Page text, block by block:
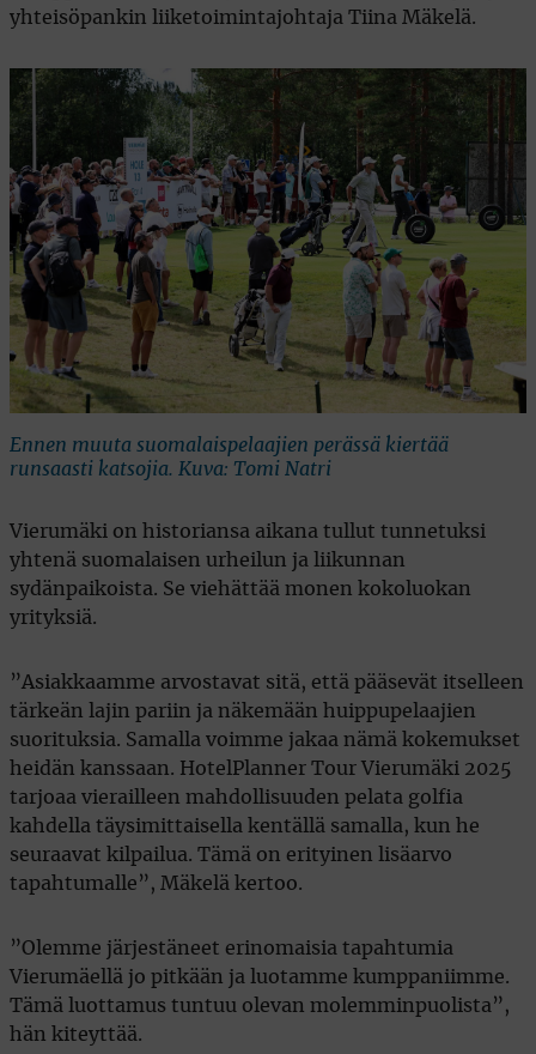
yhteisöpankin liiketoimintajohtaja Tiina Mäkelä.
Ennen muuta suomalaispelaajien perässä kiertää
runsaasti katsojia. Kuva: Tomi Natri
Vierumäki on historiansa aikana tullut tunnetuksi
yhtenä suomalaisen urheilun ja liikunnan
sydänpaikoista. Se viehättää monen kokoluokan
yrityksiä.
”Asiakkaamme arvostavat sitä, että pääsevät itselleen
tärkeän lajin pariin ja näkemään huippupelaajien
suorituksia. Samalla voimme jakaa nämä kokemukset
heidän kanssaan. HotelPlanner Tour Vierumäki 2025
tarjoaa vierailleen mahdollisuuden pelata golfia
kahdella täysimittaisella kentällä samalla, kun he
seuraavat kilpailua. Tämä on erityinen lisäarvo
tapahtumalle”, Mäkelä kertoo.
”Olemme järjestäneet erinomaisia tapahtumia
Vierumäellä jo pitkään ja luotamme kumppaniimme.
Tämä luottamus tuntuu olevan molemminpuolista”,
hän kiteyttää.